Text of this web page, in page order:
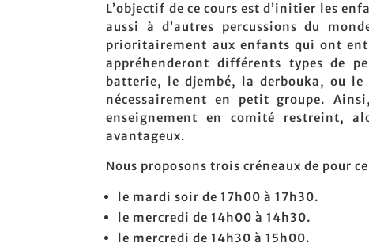
L’objectif de ce cours est d’initier les
aussi à d’autres percussions du
prioritairement aux enfants qui ont
appréhenderont différents types de
batterie, le djembé, la derbouka, ou le
nécessairement en petit groupe.
enseignement en comité restreint,
avantageux.
Nous proposons trois créneaux de pour
le mardi soir de 17h00 à 17h30.
le mercredi de 14h00 à 14h30.
le mercredi de 14h30 à 15h00.